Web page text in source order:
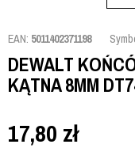
EAN: 5011402371198
DEWALT
KĄTNA 8MM
17,80 zł